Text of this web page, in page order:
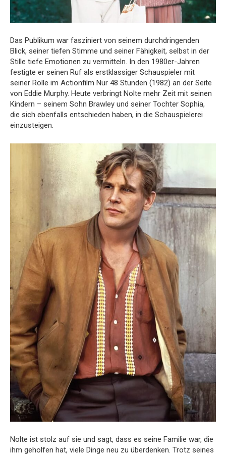
Das Publikum war fasziniert von seinem durchdringenden
Blick, seiner tiefen Stimme und seiner Fähigkeit, selbst in der
Stille tiefe Emotionen zu vermitteln. In den 1980er-Jahren
festigte er seinen Ruf als erstklassiger Schauspieler mit
seiner Rolle im Actionfilm Nur 48 Stunden (1982) an der Seite
von Eddie Murphy. Heute verbringt Nolte mehr Zeit mit seinen
Kindern – seinem Sohn Brawley und seiner Tochter Sophia,
die sich ebenfalls entschieden haben, in die Schauspielerei
einzusteigen.
Nolte ist stolz auf sie und sagt, dass es seine Familie war, die
ihm geholfen hat, viele Dinge neu zu überdenken. Trotz seines